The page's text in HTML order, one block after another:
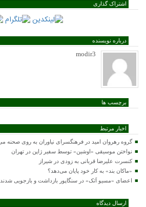
اشتراک گذاری
درباره نویسنده
modir3
برچسب ها
اخبار مرتبط
گروه رهروان امید در فرهنگسرای نیاوران به روی صحنه
نواختن موسیقی «اوشین» توسط سفیر ژاپن در تهران
کنسرت علیرضا قربانی به زودی در شیراز
«ماکان بند» به کار خود پایان می‌دهد؟
اعضای «مسیو اَتک» در سنگاپور بازداشت و بازجویی شدند
ارسال دیدگاه